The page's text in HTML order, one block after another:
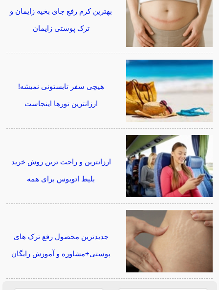
بهترین کرم رفع جای بخیه زایمان و
ترک پوستی زایمان
هیچی سفر تابستونی نمیشه!
ارزانترین تورها اینجاست
ارزانترین و راحت ترین روش خرید
بلیط اتوبوس برای همه
جدیدترین محصول رفع ترک های
پوستی+مشاوره و آموزش رایگان